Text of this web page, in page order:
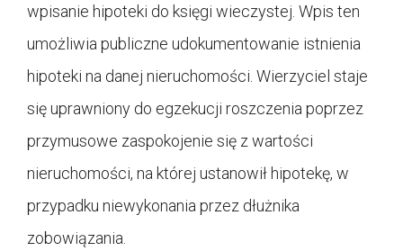
wpisanie hipoteki do księgi wieczystej. Wpis ten
umożliwia publiczne udokumentowanie istnienia
hipoteki na danej nieruchomości. Wierzyciel staje
się uprawniony do egzekucji roszczenia poprzez
przymusowe zaspokojenie się z wartości
nieruchomości, na której ustanowił hipotekę, w
przypadku niewykonania przez dłużnika
zobowiązania.